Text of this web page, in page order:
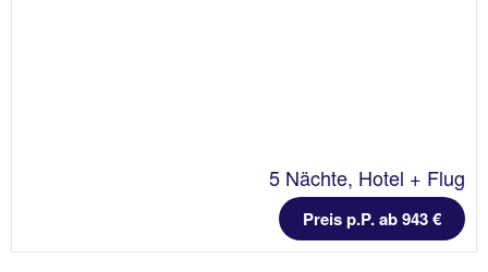
5 Nächte, Hotel + Flug
Preis p.P. ab 943 €